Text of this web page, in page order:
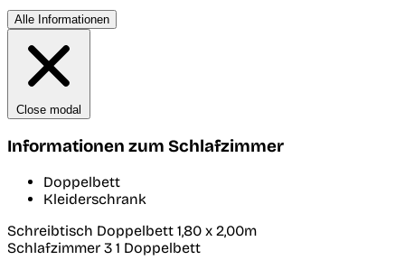
Alle Informationen
Close modal
Informationen zum Schlafzimmer
Doppelbett
Kleiderschrank
Schreibtisch Doppelbett 1,80 x 2,00m
Schlafzimmer 3 1 Doppelbett